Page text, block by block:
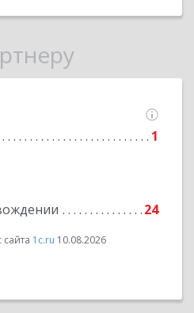
1
24
1c.ru 10.08.2026